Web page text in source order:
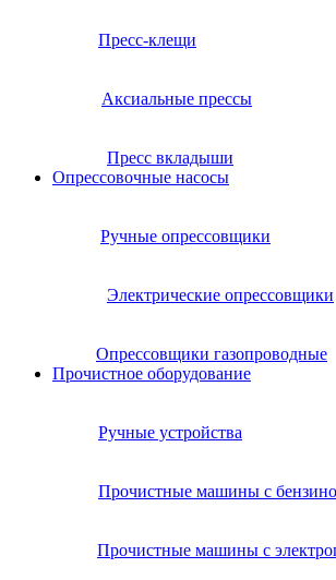
Пресс-клещи
Аксиальные прессы
Пресс вкладыши
Опрессовочные насосы
Ручные опрессовщики
Электрические опрессовщики
Опрессовщики газопроводные
Прочистное оборудование
Ручные устройства
Прочистные машины с
Прочистные машины с